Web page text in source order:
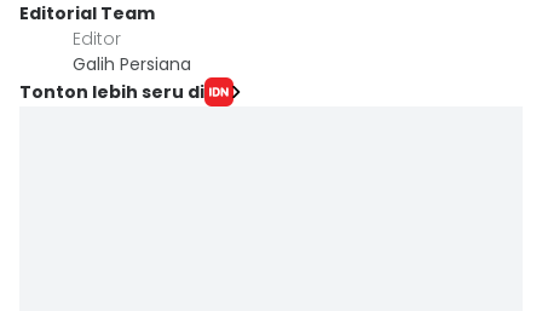
Editorial Team
Editor
Galih Persiana
Tonton lebih seru di